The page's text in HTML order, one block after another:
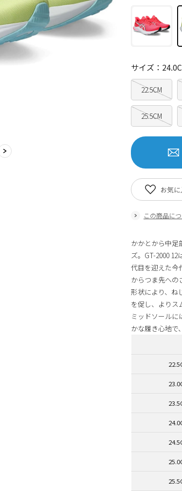
22.5CM
25.5CM
サイズ：
この商品に
お気
かかとから中足
ズ。GT-2000
代目を迎えた今
からつま先への
形状により、ね
を促し、よりス
ミッドソールに
かな履き心地で